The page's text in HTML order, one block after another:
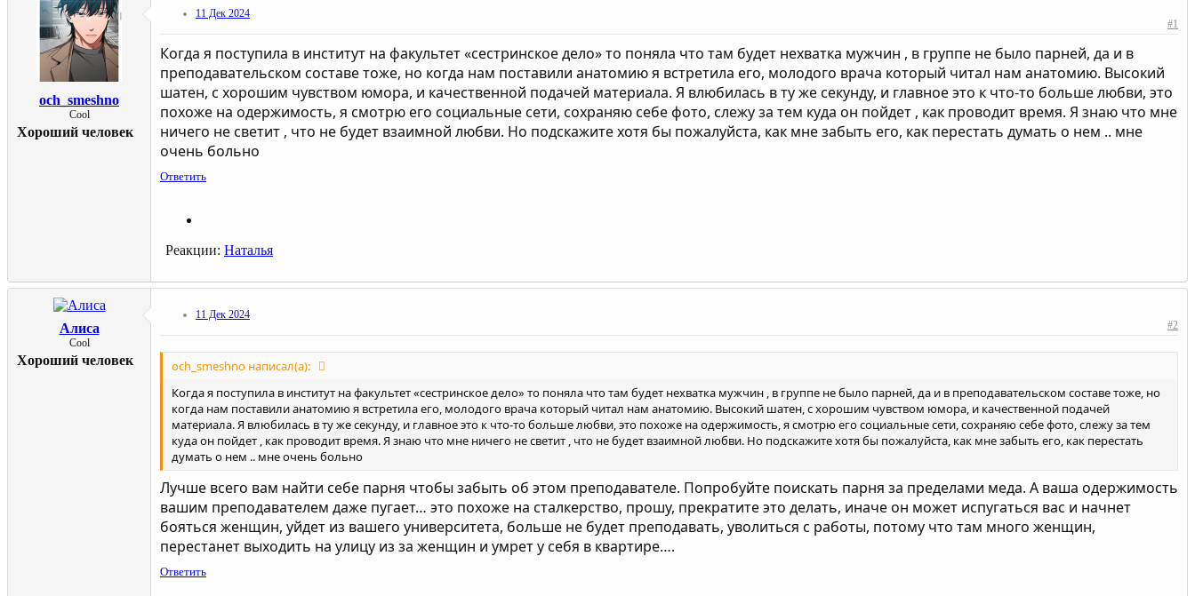
och_smeshno
Cool
Хороший человек
11 Дек 2024
#1
Когда я поступила в институт на факультет «сестринское дело» то поняла что там будет нехватка мужчин , в группе не было парней, да и в
преподавательском составе тоже, но когда нам поставили анатомию я встретила его, молодого врача который читал нам анатомию. Высокий
шатен, с хорошим чувством юмора, и качественной подачей материала. Я влюбилась в ту же секунду, и главное это к что-то больше любви, это
похоже на одержимость, я смотрю его социальные сети, сохраняю себе фото, слежу за тем куда он пойдет , как проводит время. Я знаю что мне
ничего не светит , что не будет взаимной любви. Но подскажите хотя бы пожалуйста, как мне забыть его, как перестать думать о нем .. мне
очень больно
Ответить
Реакции: Наталья
Алиса
Cool
Хороший человек
11 Дек 2024
#2
och_smeshno написал(а):
Когда я поступила в институт на факультет «сестринское дело» то поняла что там будет нехватка мужчин , в группе не было парней, да и в преподавательском составе тоже, но
когда нам поставили анатомию я встретила его, молодого врача который читал нам анатомию. Высокий шатен, с хорошим чувством юмора, и качественной подачей
материала. Я влюбилась в ту же секунду, и главное это к что-то больше любви, это похоже на одержимость, я смотрю его социальные сети, сохраняю себе фото, слежу за тем
куда он пойдет , как проводит время. Я знаю что мне ничего не светит , что не будет взаимной любви. Но подскажите хотя бы пожалуйста, как мне забыть его, как перестать
думать о нем .. мне очень больно
Лучше всего вам найти себе парня чтобы забыть об этом преподавателе. Попробуйте поискать парня за пределами меда. А ваша одержимость
вашим преподавателем даже пугает… это похоже на сталкерство, прошу, прекратите это делать, иначе он может испугаться вас и начнет
бояться женщин, уйдет из вашего университета, больше не будет преподавать, уволиться с работы, потому что там много женщин,
перестанет выходить на улицу из за женщин и умрет у себя в квартире….
Ответить